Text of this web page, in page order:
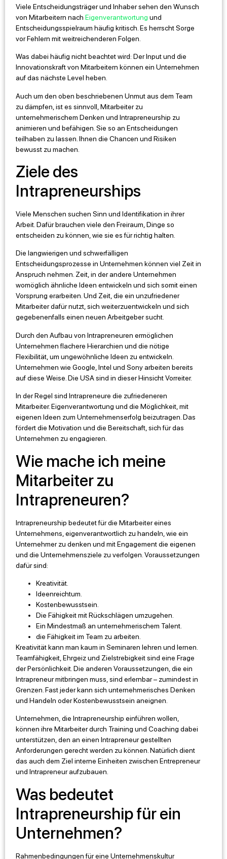
Viele Entscheidungsträger und Inhaber sehen den Wunsch
von Mitarbeitern nach Eigenverantwortung und
Entscheidungsspielraum häufig kritisch. Es herrscht Sorge
vor Fehlern mit weitreichenderen Folgen.
Was dabei häufig nicht beachtet wird: Der Input und die
Innovationskraft von Mitarbeitern können ein Unternehmen
auf das nächste Level heben.
Auch um den oben beschriebenen Unmut aus dem Team
zu dämpfen, ist es sinnvoll, Mitarbeiter zu
unternehmerischem Denken und Intrapreneurship zu
animieren und befähigen. Sie so an Entscheidungen
teilhaben zu lassen. Ihnen die Chancen und Risiken
bewusst zu machen.
Ziele des
Intrapreneurships
Viele Menschen suchen Sinn und Identifikation in ihrer
Arbeit. Dafür brauchen viele den Freiraum, Dinge so
entscheiden zu können, wie sie es für richtig halten.
Die langwierigen und schwerfälligen
Entscheidungsprozesse in Unternehmen können viel Zeit in
Anspruch nehmen. Zeit, in der andere Unternehmen
womöglich ähnliche Ideen entwickeln und sich somit einen
Vorsprung erarbeiten. Und Zeit, die ein unzufriedener
Mitarbeiter dafür nutzt, sich weiterzuentwickeln und sich
gegebenenfalls einen neuen Arbeitgeber sucht.
Durch den Aufbau von Intrapreneuren ermöglichen
Unternehmen flachere Hierarchien und die nötige
Flexibilität, um ungewöhnliche Ideen zu entwickeln.
Unternehmen wie Google, Intel und Sony arbeiten bereits
auf diese Weise. Die USA sind in dieser Hinsicht Vorreiter.
In der Regel sind Intrapreneure die zufriedeneren
Mitarbeiter. Eigenverantwortung und die Möglichkeit, mit
eigenen Ideen zum Unternehmenserfolg beizutragen. Das
fördert die Motivation und die Bereitschaft, sich für das
Unternehmen zu engagieren.
Wie mache ich meine
Mitarbeiter zu
Intrapreneuren?
Intrapreneurship bedeutet für die Mitarbeiter eines
Unternehmens, eigenverantwortlich zu handeln, wie ein
Unternehmer zu denken und mit Engagement die eigenen
und die Unternehmensziele zu verfolgen. Voraussetzungen
dafür sind:
Kreativität.
Ideenreichtum.
Kostenbewusstsein.
Die Fähigkeit mit Rückschlägen umzugehen.
Ein Mindestmaß an unternehmerischem Talent.
die Fähigkeit im Team zu arbeiten.
Kreativität kann man kaum in Seminaren lehren und lernen.
Teamfähigkeit, Ehrgeiz und Zielstrebigkeit sind eine Frage
der Persönlichkeit. Die anderen Voraussetzungen, die ein
Intrapreneur mitbringen muss, sind erlernbar – zumindest in
Grenzen. Fast jeder kann sich unternehmerisches Denken
und Handeln oder Kostenbewusstsein aneignen.
Unternehmen, die Intrapreneurship einführen wollen,
können ihre Mitarbeiter durch Training und Coaching dabei
unterstützen, den an einen Intrapreneur gestellten
Anforderungen gerecht werden zu können. Natürlich dient
das auch dem Ziel interne Einheiten zwischen Entrepreneur
und Intrapreneur aufzubauen.
Was bedeutet
Intrapreneurship für ein
Unternehmen?
Rahmenbedingungen für eine Unternehmenskultur